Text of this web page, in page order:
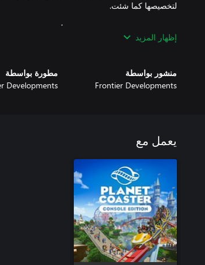
استعرض العوائق المتحركة مثل الأرضيات المدببة
اختر من بين تشكيلة كبيرة من المخططات الجديدة
ومسدس الورق، ستثبت أنها ملكة الغابة. مرحبًا يا Renee!
إظهار المزيد
منشور بواسطة
Frontier Developments
مطورة بواسطة
Developments
يعمل مع